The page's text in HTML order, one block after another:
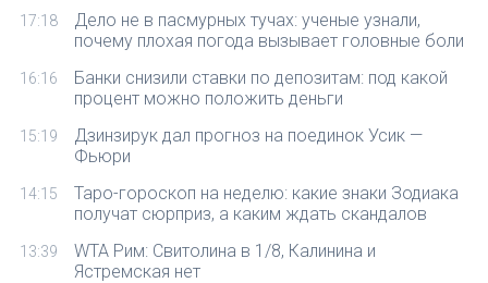
17:18
Дело не в пасмурных тучах: ученые узнали,
почему плохая погода вызывает головные боли
16:16
Банки снизили ставки по депозитам: под какой
процент можно положить деньги
15:19
Дзинзирук дал прогноз на поединок Усик —
Фьюри
14:15
Таро-гороскоп на неделю: какие знаки Зодиака
получат сюрприз, а каким ждать скандалов
13:39
WTA Рим: Свитолина в 1/8, Калинина и
Ястремская нет